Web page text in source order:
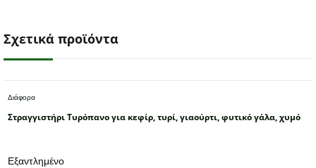
Σχετικά προϊόντα
Διάφορα
Στραγγιστήρι Τυρόπανο για κεφίρ, τυρί, γιαούρτι, φυτικό γάλα, χυμό
Εξαντλημένο